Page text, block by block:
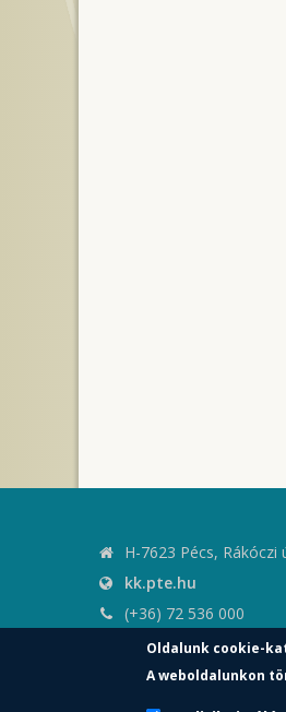
H-7623 Pécs, Rákóczi
kk.pte.hu
(+36) 72 536 000
pte.hu
Oldalunk cookie-
A weboldalunkon